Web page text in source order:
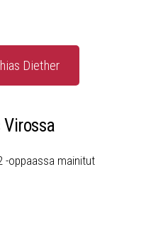
Diether
-oppaassa mainitut